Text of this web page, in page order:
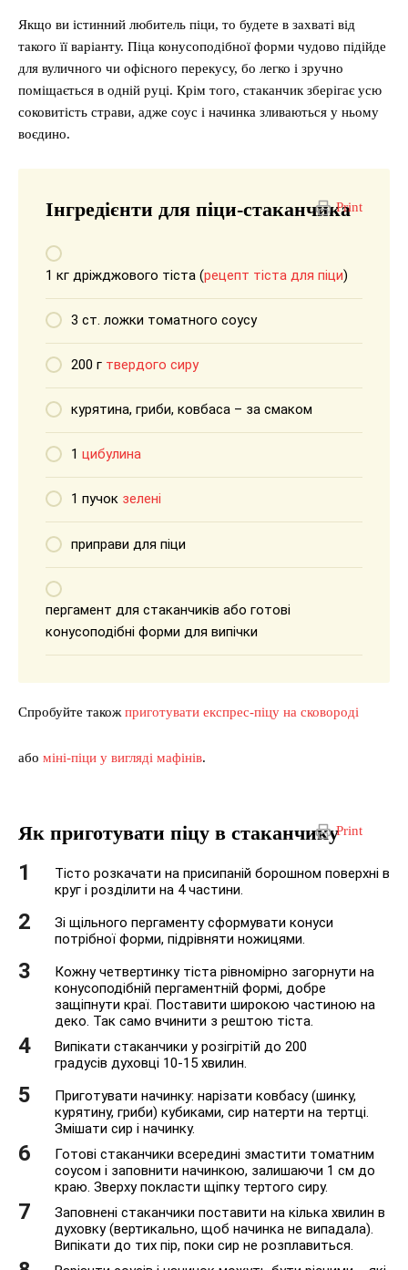
Якщо ви істинний любитель піци, то будете в захваті від
такого її варіанту. Піца конусоподібної форми чудово підійде
для вуличного чи офісного перекусу, бо легко і зручно
поміщається в одній руці. Крім того, стаканчик зберігає усю
соковитість страви, адже соус і начинка зливаються у ньому
воєдино.
Print
Інгредієнти для піци-стаканчика
1 кг дріжджового тіста (рецепт тіста для піци)
3 ст. ложки томатного соусу
200 г твердого сиру
курятина, гриби, ковбаса – за смаком
1 цибулина
1 пучок зелені
приправи для піци
пергамент для стаканчиків або готові
конусоподібні форми для випічки
Спробуйте також приготувати експрес-піцу на сковороді
або міні-піци у вигляді мафінів.
Print
Як приготувати піцу в стаканчику
Тісто розкачати на присипаній борошном поверхні в
круг і розділити на 4 частини.
Зі щільного пергаменту сформувати конуси
потрібної форми, підрівняти ножицями.
Кожну четвертинку тіста рівномірно загорнути на
конусоподібній пергаментній формі, добре
защіпнути краї. Поставити широкою частиною на
деко. Так само вчинити з рештою тіста.
Випікати стаканчики у розігрітій до 200
градусів духовці 10-15 хвилин.
Приготувати начинку: нарізати ковбасу (шинку,
курятину, гриби) кубиками, сир натерти на тертці.
Змішати сир і начинку.
Готові стаканчики всередині змастити томатним
соусом і заповнити начинкою, залишаючи 1 см до
краю. Зверху покласти щіпку тертого сиру.
Заповнені стаканчики поставити на кілька хвилин в
духовку (вертикально, щоб начинка не випадала).
Випікати до тих пір, поки сир не розплавиться.